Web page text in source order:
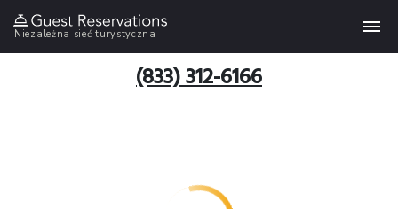
Niezależna sieć turystyczna
(833) 312-6166